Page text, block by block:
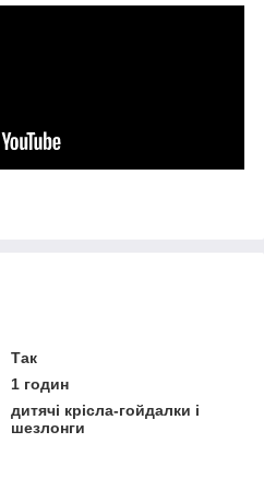
Так
1 годин
дитячі крісла-гойдалки і
шезлонги